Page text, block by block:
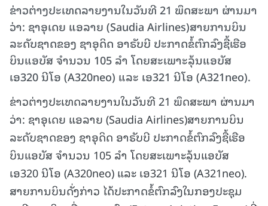
ຂ່າວຕ່າງປະເທດລາຍງານໃນວັນທີ 21 ພຶດສະພາ ຜ່ານມາ
ວ່າ: ຊາອຸເດຍ ແອລາຍ (Saudia Airlines)ສາຍການບິນ
ລະດັບຊາດຂອງ ຊາອຸດິດ ອາຣັບບີ ປະກາດຂໍ້ຕົກລົງຊື້ເຮືອ
ບິນແອບັສ ຈຳນວນ 105 ລຳ ໂດຍສະເພາະລຸ້ນແອບັສ
ເອ320 ນີໂອ (A320neo) ແລະ ເອ321 ນີໂອ (A321neo).
ຂ່າວຕ່າງປະເທດລາຍງານໃນວັນທີ 21 ພຶດສະພາ ຜ່ານມາ
ວ່າ: ຊາອຸເດຍ ແອລາຍ (Saudia Airlines)ສາຍການບິນ
ລະດັບຊາດຂອງ ຊາອຸດິດ ອາຣັບບີ ປະກາດຂໍ້ຕົກລົງຊື້ເຮືອ
ບິນແອບັສ ຈຳນວນ 105 ລຳ ໂດຍສະເພາະລຸ້ນແອບັສ
ເອ320 ນີໂອ (A320neo) ແລະ ເອ321 ນີໂອ (A321neo).
ສາຍການບິນດັ່ງກ່າວ ໄດ້ປະກາດຂໍ້ຕົກລົງໃນກອງປະຊຸມ